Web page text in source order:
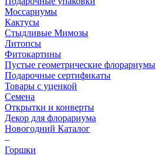
Моссариумы
Кактусы
Стыдливые Мимозы
Литопсы
Фитокартины
Пустые геометрические флорариумы
Подарочные сертификаты
Товары с уценкой
Семена
Открытки и конверты
Декор для флорариума
Новогодний Каталог
–
Горшки